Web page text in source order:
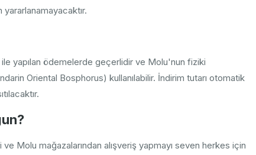
yararlanamayacaktır.
yapılan ödemelerde geçerlidir ve Molu'nun fiziki
Oriental Bosphorus) kullanılabilir. İndirim tutarı otomatik
Molu mağazalarından alışveriş yapmayı seven herkes için